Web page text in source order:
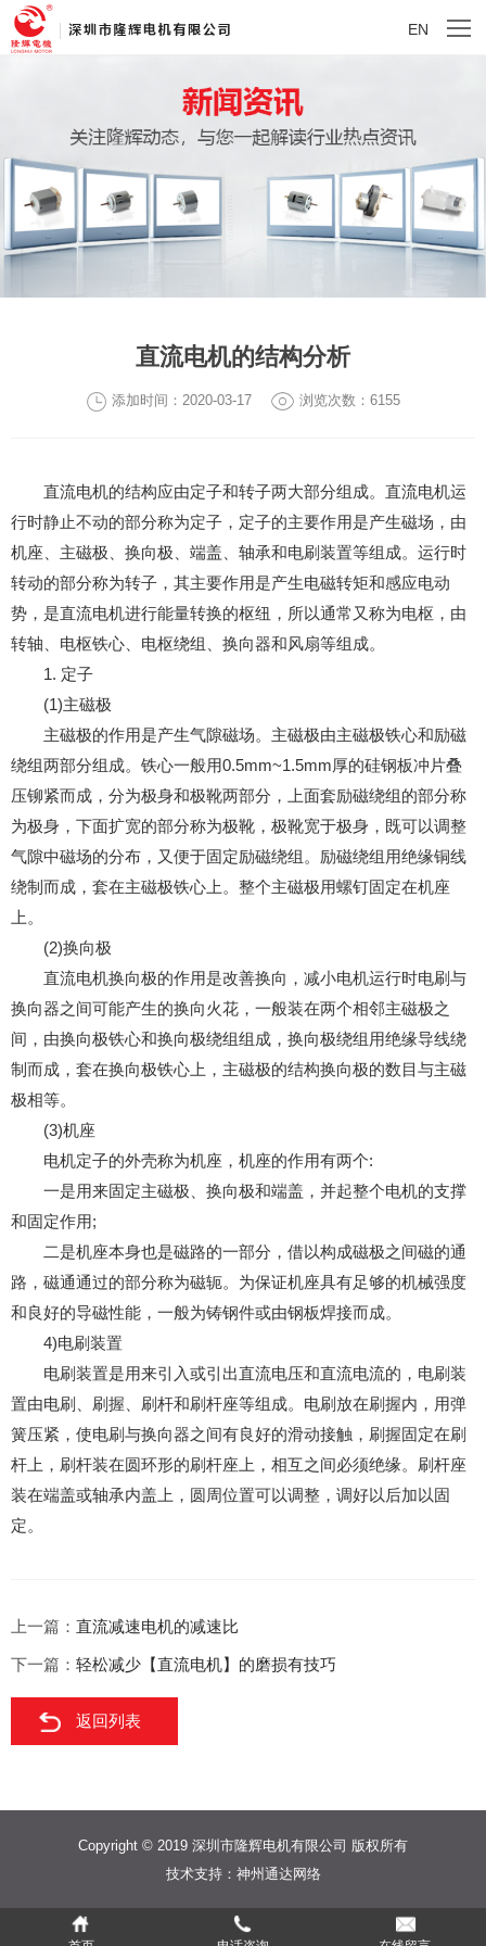
EN
直流电机的结构分析
添加时间：2020-03-17 浏览次数：6155
直流电机的结构应由定子和转子两大部分组成。直流电机运
行时静止不动的部分称为定子，定子的主要作用是产生磁场，由
机座、主磁极、换向极、端盖、轴承和电刷装置等组成。运行时
转动的部分称为转子，其主要作用是产生电磁转矩和感应电动
势，是直流电机进行能量转换的枢纽，所以通常又称为电枢，由
转轴、电枢铁心、电枢绕组、换向器和风扇等组成。
1. 定子
(1)主磁极
主磁极的作用是产生气隙磁场。主磁极由主磁极铁心和励磁
绕组两部分组成。铁心一般用0.5mm~1.5mm厚的硅钢板冲片叠
压铆紧而成，分为极身和极靴两部分，上面套励磁绕组的部分称
为极身，下面扩宽的部分称为极靴，极靴宽于极身，既可以调整
气隙中磁场的分布，又便于固定励磁绕组。励磁绕组用绝缘铜线
绕制而成，套在主磁极铁心上。整个主磁极用螺钉固定在机座
上。
(2)换向极
直流电机换向极的作用是改善换向，减小电机运行时电刷与
换向器之间可能产生的换向火花，一般装在两个相邻主磁极之
间，由换向极铁心和换向极绕组组成，换向极绕组用绝缘导线绕
制而成，套在换向极铁心上，主磁极的结构换向极的数目与主磁
极相等。
(3)机座
电机定子的外壳称为机座，机座的作用有两个:
一是用来固定主磁极、换向极和端盖，并起整个电机的支撑
和固定作用;
二是机座本身也是磁路的一部分，借以构成磁极之间磁的通
路，磁通通过的部分称为磁轭。为保证机座具有足够的机械强度
和良好的导磁性能，一般为铸钢件或由钢板焊接而成。
4)电刷装置
电刷装置是用来引入或引出直流电压和直流电流的，电刷装
置由电刷、刷握、刷杆和刷杆座等组成。电刷放在刷握内，用弹
簧压紧，使电刷与换向器之间有良好的滑动接触，刷握固定在刷
杆上，刷杆装在圆环形的刷杆座上，相互之间必须绝缘。刷杆座
装在端盖或轴承内盖上，圆周位置可以调整，调好以后加以固
定。
上一篇： 直流减速电机的减速比
下一篇： 轻松减少【直流电机】的磨损有技巧
返回列表
Copyright © 2019 深圳市隆辉电机有限公司 版权所有
技术支持： 神州通达网络